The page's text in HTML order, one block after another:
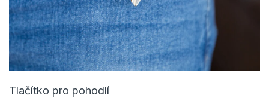
Tlačítko pro pohodlí